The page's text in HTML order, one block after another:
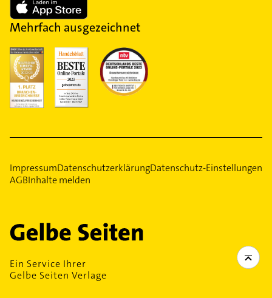
Mehrfach ausgezeichnet
ImpressumDatenschutzerklärungDatenschutz-Einstellungen
AGBInhalte melden
Ein Service Ihrer
Gelbe Seiten Verlage